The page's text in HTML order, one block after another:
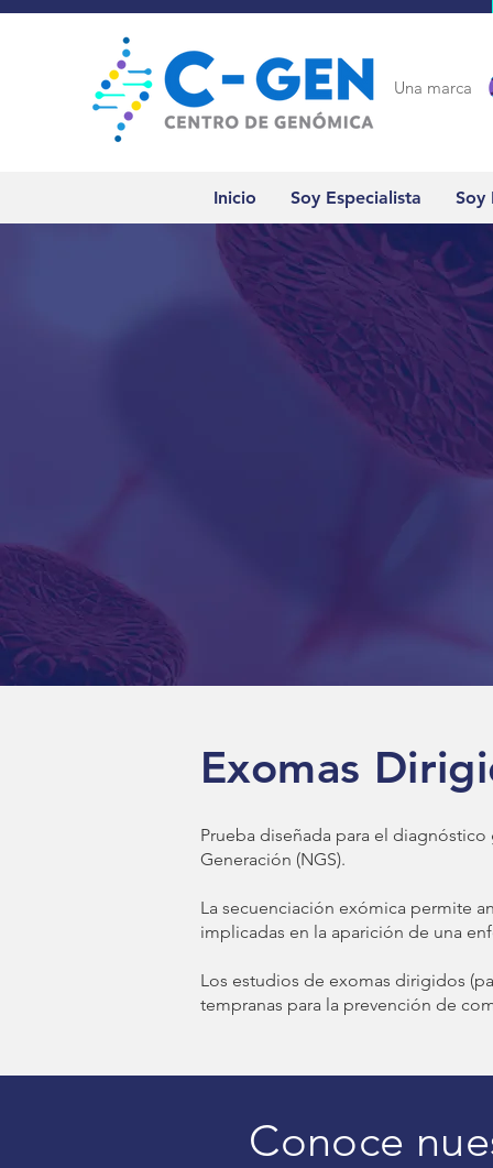
Una marca
Inicio Soy Especialista Soy
Exomas
Prueba diseñada para el
Generación (NGS).
La secuenciación exómica permite
implicadas en la aparición de una
Los estudios de exomas dirigidos
tempranas para la prevención de
Conoce